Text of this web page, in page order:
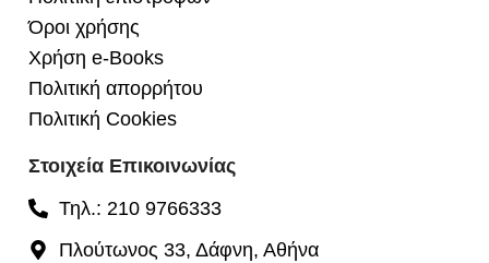
Όροι χρήσης
Χρήση e-Books
Πολιτική απορρήτου
Πολιτική Cookies
Στοιχεία Επικοινωνίας
Τηλ.: 210 9766333
Πλούτωνος 33, Δάφνη, Αθήνα